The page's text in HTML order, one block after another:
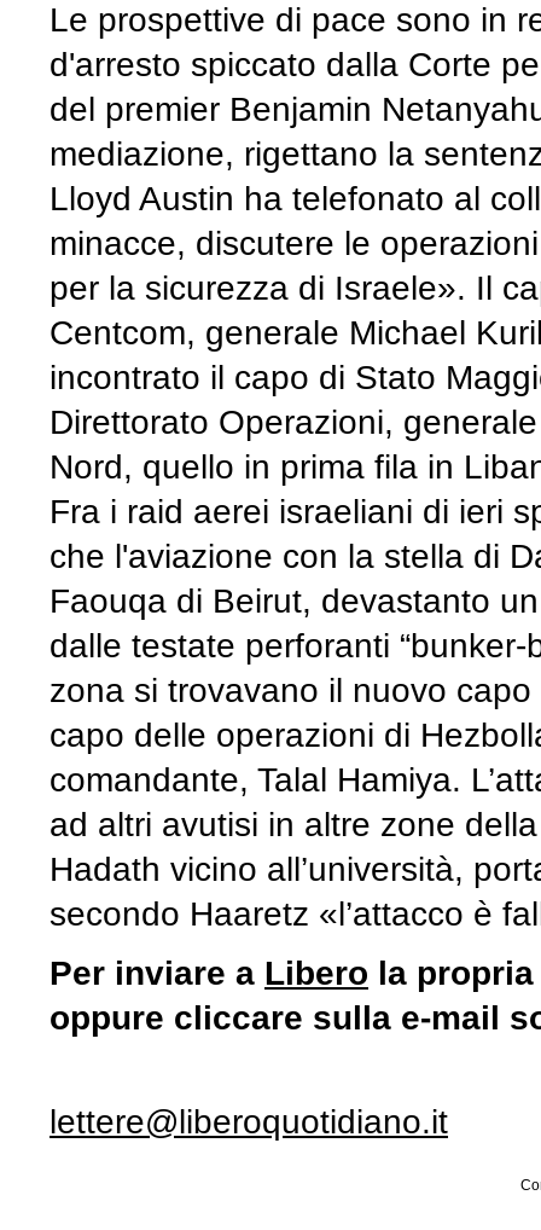
Le prospettive di pace sono in
d'arresto spiccato dalla Corte
del premier Benjamin
mediazione, rigettano la
Lloyd Austin ha telefonato al
minacce, discutere le
per la sicurezza di Israele». Il
Centcom, generale Michael
incontrato il capo di Stato
Direttorato Operazioni,
Nord, quello in prima fila in
Fra i raid aerei israeliani di ieri
che l'aviazione con la stella di
Faouqa di Beirut, devastanto
dalle testate perforanti
zona si trovavano il nuovo
capo delle operazioni di
comandante, Talal Hamiya.
ad altri avutisi in altre zone
Hadath vicino all’università,
secondo Haaretz «l’attacco è
Per inviare a Libero la
oppure cliccare sulla e-mail
lettere@liberoquotidiano.it